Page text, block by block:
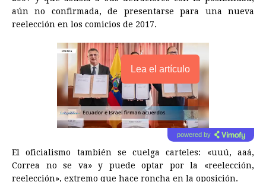
aún no confirmada, de presentarse para una nueva
reelección en los comicios de 2017.
Lea el artículo
powered by
El oficialismo también se cuelga carteles: «uuú, aaá,
Correa no se va» y puede optar por la «reelección,
reelección», extremo que hace roncha en la oposición.